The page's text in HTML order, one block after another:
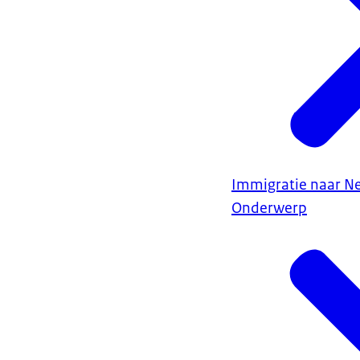
Immigratie naar
Onderwerp